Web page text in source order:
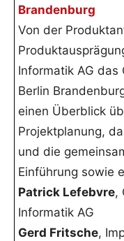
Brandenburg
Von der
Informatik AG das
Berlin
einen Überblick
Projektplanung,
und die
Einführung sowie
Patrick Lefebvre,
Informatik AG
Gerd Fritsche,